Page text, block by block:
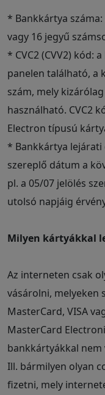
* Bankkártya
vagy 16 jegyű
* CVC2 (CVV2) kód:
panelen található, a
szám, mely
használható. CVC2
Electron típusú
* Bankkártya
szereplő dátum a
pl. a 05/07 jelölés
utolsó napjáig
Milyen kártyákkal
Az interneten csak
vásárolni, melyeken
MasterCard, VISA
MasterCard
bankkártyákkal
Ill. bármilyen olyan
fizetni, mely